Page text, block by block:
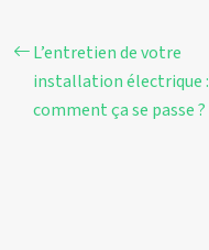
L’entretien de votre
installation électrique :
comment ça se passe ?